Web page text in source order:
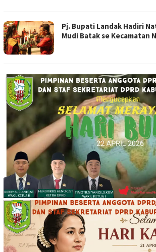
Pj. Bupati Landak Hadiri
Mudi Batak se Kecamatan